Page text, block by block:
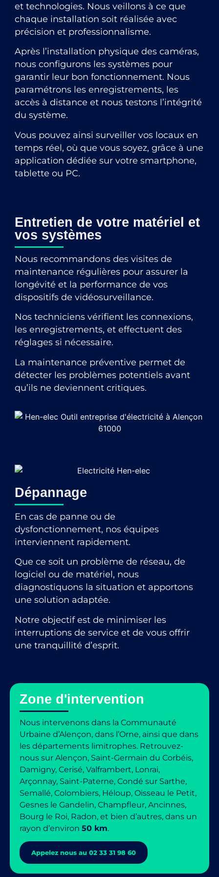
et technologies. Nous veillons à ce que
chaque installation soit réalisée avec
précision et professionnalisme.
Après l’installation physique des caméras,
nous configurons les systèmes pour
garantir leur bon fonctionnement. Nous
paramétrons les enregistrements, les
accès à distance et nous testons l’intégrité
du système.
Vous pouvez ainsi surveiller vos locaux en
temps réel, où que vous soyez, grâce à une
application dédiée sur votre smartphone,
tablette ou PC.
Entretien de votre matériel et
vos systèmes
Nous recommandons des visites de
maintenance régulières pour assurer la
longévité et la performance de vos
dispositifs de vidéosurveillance.
Nos techniciens vérifient les connexions,
les enregistrements, et effectuent des
réglages si nécessaire.
La maintenance préventive permet de
détecter les problèmes potentiels avant
qu’ils ne deviennent critiques.
Dépannage
En cas de panne ou de
dysfonctionnement, nos équipes
interviennent rapidement.
Que ce soit un problème de réseau, de
logiciel ou de matériel, nous
diagnostiquons la situation et apportons
une solution adaptée.
Notre objectif est de minimiser les
interruptions de service et de vous offrir
une tranquillité d’esprit.
Zone d'intervention
Nous intervenons dans la Communauté
Urbaine d’Alençon, dans l’Orne, ainsi que dans
les départements limitrophes. Retrouvez-
nous sur Alençon, Saint-Germain du Corbéis,
Damigny, Cerisé, Valframbert, Lonrai,
Arçonnay, Saint-Paterne, Condé sur Sarthe,
Semallé, Colombiers, Héloup, Oisseau le Petit,
Gesnes le Gandelin, Champfleur, Ancinnes,
Bourg le Roi, Radon, et bien d’autres, dans un
rayon d’environ 50 km.
Appelez nous au 02 33 31 98 60